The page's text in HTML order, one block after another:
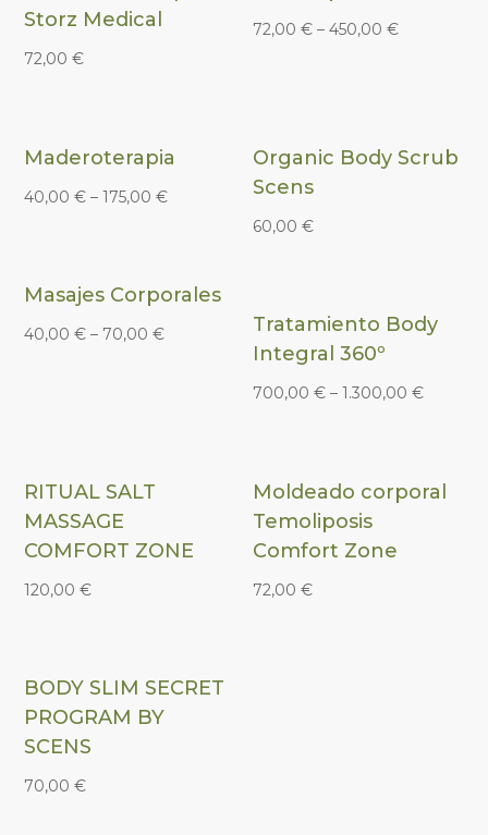
Storz Medical
72,00€
72,00€ –450,00€
Maderoterapia
40,00€ –175,00€
Organic Body Scrub
Scens
60,00€
Masajes Corporales
40,00€ – 70,00€
Tratamiento Body
Integral 360º
700,00€ –1.300,00€
RITUAL SALT
MASSAGE
COMFORT ZONE
120,00€
Moldeado corporal
Temoliposis
Comfort Zone
72,00€
BODY SLIM SECRET
PROGRAM BY
SCENS
70,00€